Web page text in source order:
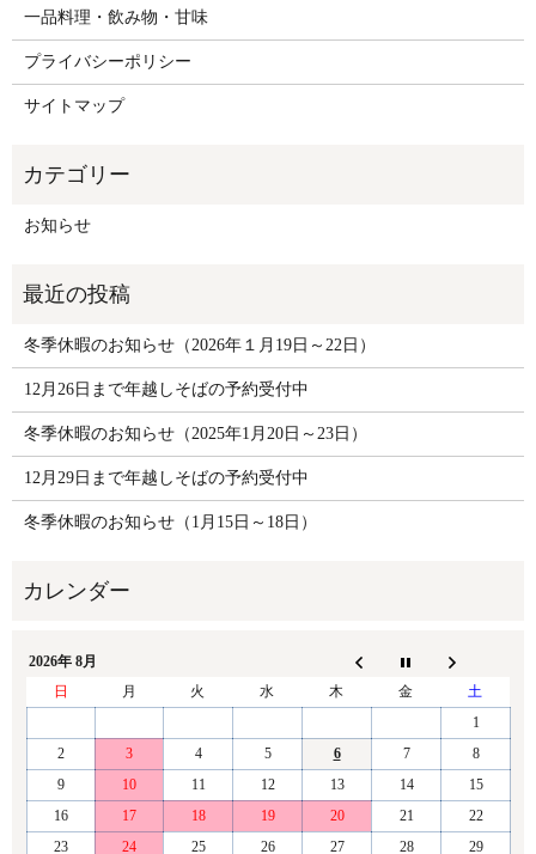
一品料理・飲み物・甘味
プライバシーポリシー
サイトマップ
お知らせ
冬季休暇のお知らせ（2026年１月19日～22日）
12月26日まで年越しそばの予約受付中
冬季休暇のお知らせ（2025年1月20日～23日）
12月29日まで年越しそばの予約受付中
冬季休暇のお知らせ（1月15日～18日）
2026年 8月
日
月 火 水 木 金
土
1
2
3 4 5 6 7
8
9
10 11 12 13 14
15
16
17 18 19 20 21
22
23
24 25 26 27 28 29